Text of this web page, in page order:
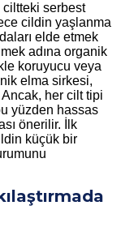
serbest
cildin yaşlanma
elde etmek
adına organik
koruyucu veya
elma sirkesi,
her cilt tipi
yüzden hassas
önerilir. İlk
küçük bir